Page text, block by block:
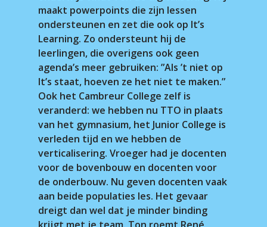
maakt powerpoints die zijn lessen
ondersteunen en zet die ook op It’s
Learning. Zo ondersteunt hij de
leerlingen, die overigens ook geen
agenda’s meer gebruiken: ”Als ’t niet op
It’s staat, hoeven ze het niet te maken.”
Ook het Cambreur College zelf is
veranderd: we hebben nu TTO in plaats
van het gymnasium, het Junior College is
verleden tijd en we hebben de
verticalisering. Vroeger had je docenten
voor de bovenbouw en docenten voor
de onderbouw. Nu geven docenten vaak
aan beide populaties les. Het gevaar
dreigt dan wel dat je minder binding